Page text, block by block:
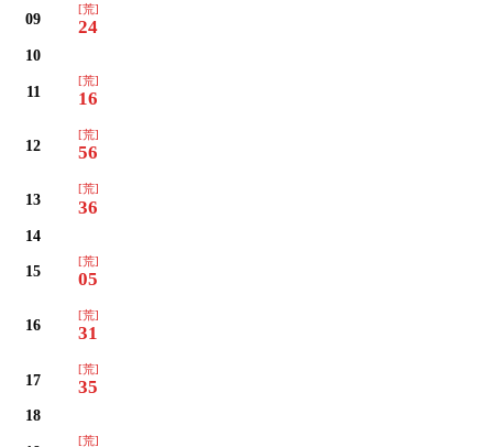
09
[荒]
24
10
11
[荒]
16
12
[荒]
56
13
[荒]
36
14
15
[荒]
05
16
[荒]
31
17
[荒]
35
18
[荒]